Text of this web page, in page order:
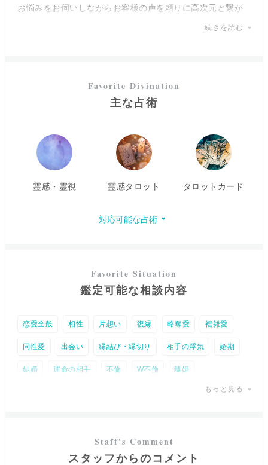
お悩みをお伺いしながらお客様の声を頼りに高次元と繋が
連絡がくる時期など、映像として視えた情報やメッセージ
トカードも使用しております。
か疑問や不安に感じたことがあれば、お気軽にご質問くだ
さいね。
続きを読む
主な占術
霊感・霊視 霊感タロット タロットカード
対応可能な占術
鑑定可能な相談内容
恋愛全般 相性 片想い 復縁 略奪愛 複雑愛
同性愛 出会い 縁結び・縁切り 相手の浮気 婚期
結婚 運命の相手 不倫 W不倫 離婚
相手の気持ち
事業・経営相談 全体運
未来予知 霊障 トラウマ パワースポット
もっと見る
スタッフからのコメント